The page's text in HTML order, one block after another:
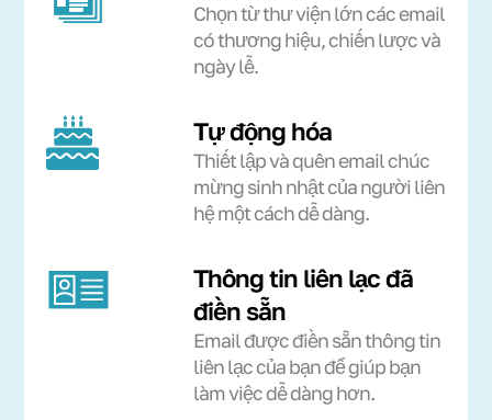
Chọn từ thư viện lớn các email
có thương hiệu, chiến lược và
ngày lễ.
Tự động hóa
Thiết lập và quên email chúc
mừng sinh nhật của người liên
hệ một cách dễ dàng.
Thông tin liên lạc đã
điền sẵn
Email được điền sẵn thông tin
liên lạc của bạn để giúp bạn
làm việc dễ dàng hơn.